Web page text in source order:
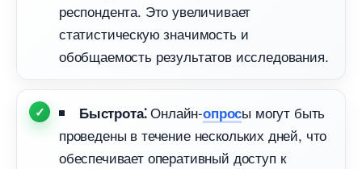
респондента. Это увеличивает
статистическую значимость и
обобщаемость результатов исследования.​
Быстрота⁚Онлайн-опросы могут быть
проведены в течение нескольких дней, что
обеспечивает оперативный доступ к